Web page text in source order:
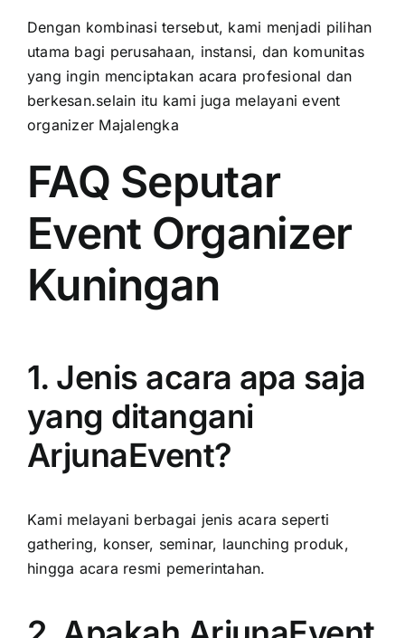
Dengan kombinasi tersebut, kami menjadi pilihan
utama bagi perusahaan, instansi, dan komunitas
yang ingin menciptakan acara profesional dan
berkesan.selain itu kami juga melayanievent
organizer Majalengka
FAQ Seputar
Event Organizer
Kuningan
1. Jenis acara apa saja
yang ditangani
ArjunaEvent?
Kami melayani berbagai jenis acara seperti
gathering, konser, seminar, launching produk,
hingga acara resmi pemerintahan.